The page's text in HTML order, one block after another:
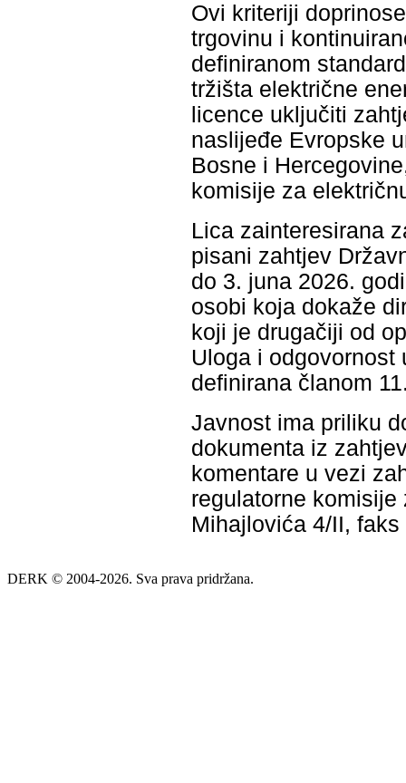
Ovi kriteriji
trgovinu i
definiranom
tržišta električne
licence uključiti
naslijeđe Evropske
Bosne i
komisije za
Lica zainteresirana
pisani zahtjev
do 3. juna 2026.
osobi koja dokaže
koji je drugačiji od
Uloga i
definirana članom
Javnost ima priliku
dokumenta iz
komentare u vezi
regulatorne
Mihajlovića 4/II,
DERK © 2004-2026. Sva prava pridržana.